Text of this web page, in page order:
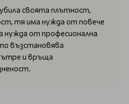
своята плътност,
тя има нужда от повече
нужда от професионална
възстановява
и връща